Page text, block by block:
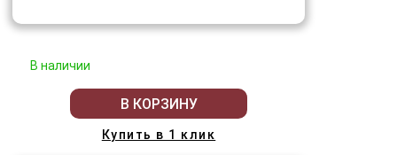
В наличии
В КОРЗИНУ
Купить в 1 клик